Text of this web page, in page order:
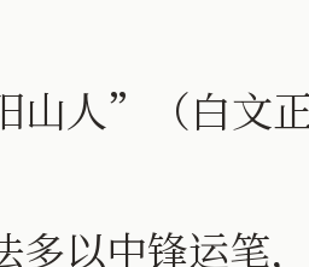
人”（白文正
以中锋运笔，